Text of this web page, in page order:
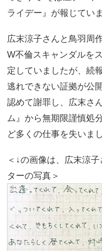
ライデー』が報じていま
広末涼子さんと鳥羽周
W不倫スキャンダルを
定していましたが、続
逃れできない証拠が公
認めて謝罪し、広末さ
ム』から無期限謹慎処
ど多くの仕事を失いまし
＜↓の画像は、広末涼
ターの写真＞